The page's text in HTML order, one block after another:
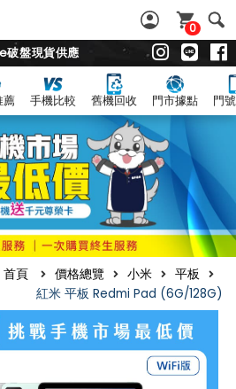
0
破盤現貨供應
薦 手機比較 舊機回收 門市據點 門
首頁 價格總覽 小米
平板
紅米 平板 Redmi Pad (6G/128G)